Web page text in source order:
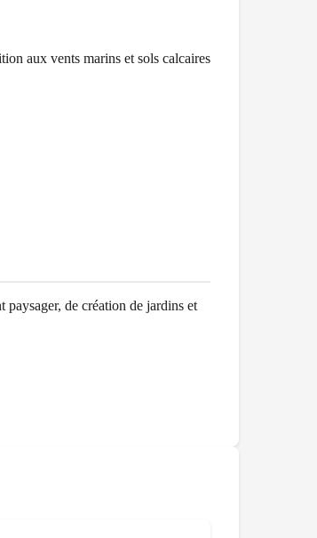
aux vents marins et sols calcaires
paysager, de création de jardins et